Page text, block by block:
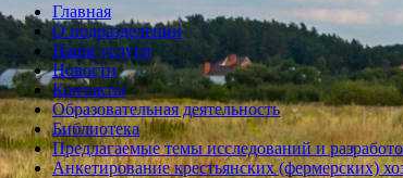
Главная
О подразделении
Наши услуги
Новости
Контакты
Образовательная деятельность
Библиотека
Предлагаемые темы исследований и
Анкетирование крестьянских (фермерских)